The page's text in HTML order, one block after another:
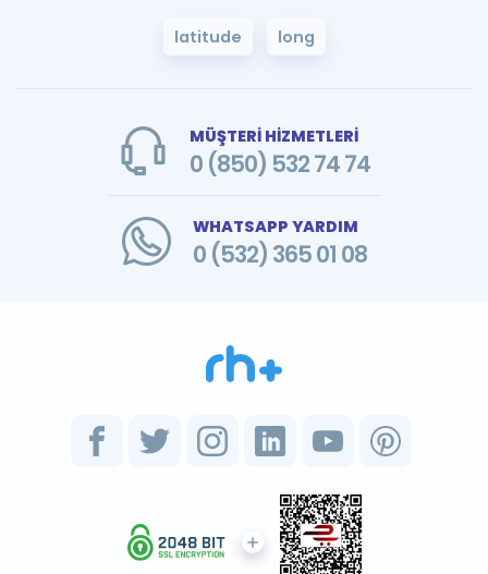
latitude long
MÜŞTERİ HİZMETLERİ
0 (850) 532 74 74
WHATSAPP YARDIM
0 (532) 365 01 08